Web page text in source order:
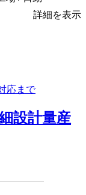
詳細を表示
設計量産